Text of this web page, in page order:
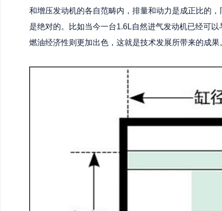
和增压发动机的各自范畴内，排量和动力是成正比的
是绝对的。比如当今一台1.6L自然进气发动机已经可
燃油经济性则更加出色，这就是技术发展所带来的成果